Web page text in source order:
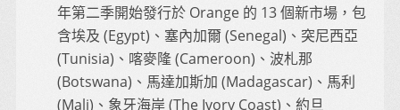
年第二季開始發行於 Orange 的 13 個新市場，包
含埃及 (Egypt)、塞內加爾 (Senegal)、突尼西亞
(Tunisia)、喀麥隆 (Cameroon)、波札那
(Botswana)、馬達加斯加 (Madagascar)、馬利
(Mali)、象牙海岸 (The Ivory Coast)、約旦